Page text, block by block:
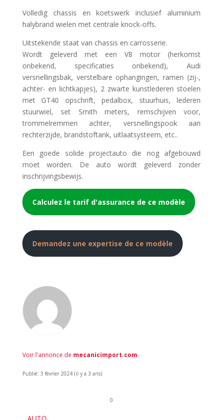
Volledig chassis en koetswerk inclusief aluminium
halybrand wielen met centrale knock-offs.
Uitstekende staat van chassis en carrosserie.
Wordt geleverd met een V8 motor (herkomst
onbekend, specificaties onbekend), Audi
versnellingsbak, verstelbare ophangingen, ramen (zij-,
achter- en lichtkapjes), 2 zwarte kunstlederen stoelen
met GT40 opschrift, pedalbox, stuurhuis, lederen
stuurwiel, set Smith meters, remschijven voor,
trommelremmen achter, versnellingspook aan
rechterzijde, brandstoftank, uitlaatsysteem, etc..
Een goede solide projectauto die nog afgebouwd
moet worden. De auto wordt geleverd zonder
inschrijvingsbewijs.
Calculez le tarif d'assurance de ce modèle
Demandez une expertise de ce modèle
Voir l'annonce de mecanicimport.com
Publié: 3 février 2024 (il y a 3 ans)
0